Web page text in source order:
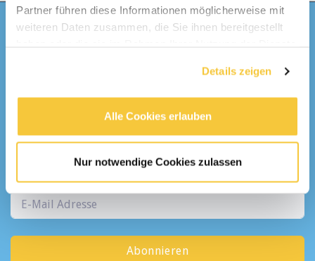
Partner führen diese Informationen möglicherweise mit
weiteren Daten zusammen, die Sie ihnen bereitgestellt
Details zeigen
Alle Cookies erlauben
Nur notwendige Cookies zulassen
eine E-Mail mit den neusten Stellen
Alle Kategorien
Abonnieren